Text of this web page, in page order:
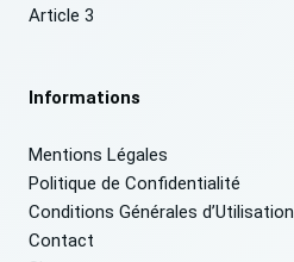
Article 3
Informations
Mentions Légales
Politique de Confidentialité
Conditions Générales d’Utilisation
Contact